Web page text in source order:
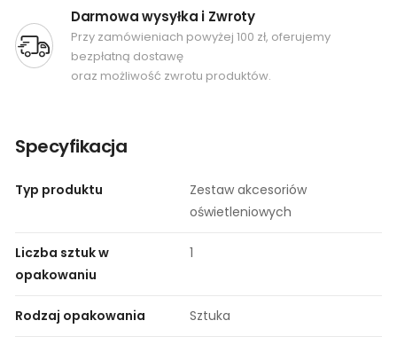
Darmowa wysyłka i Zwroty
Przy zamówieniach powyżej 100 zł, oferujemy
bezpłatną dostawę
oraz możliwość zwrotu produktów.
Specyfikacja
Typ produktu
Zestaw akcesoriów
oświetleniowych
Liczba sztuk w
opakowaniu
1
Rodzaj opakowania Sztuka